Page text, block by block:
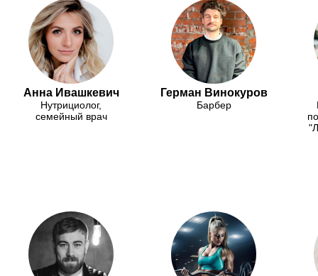
Анна Ивашкевич
Нутрициолог,
семейный врач
Герман Винокуров
Барбер